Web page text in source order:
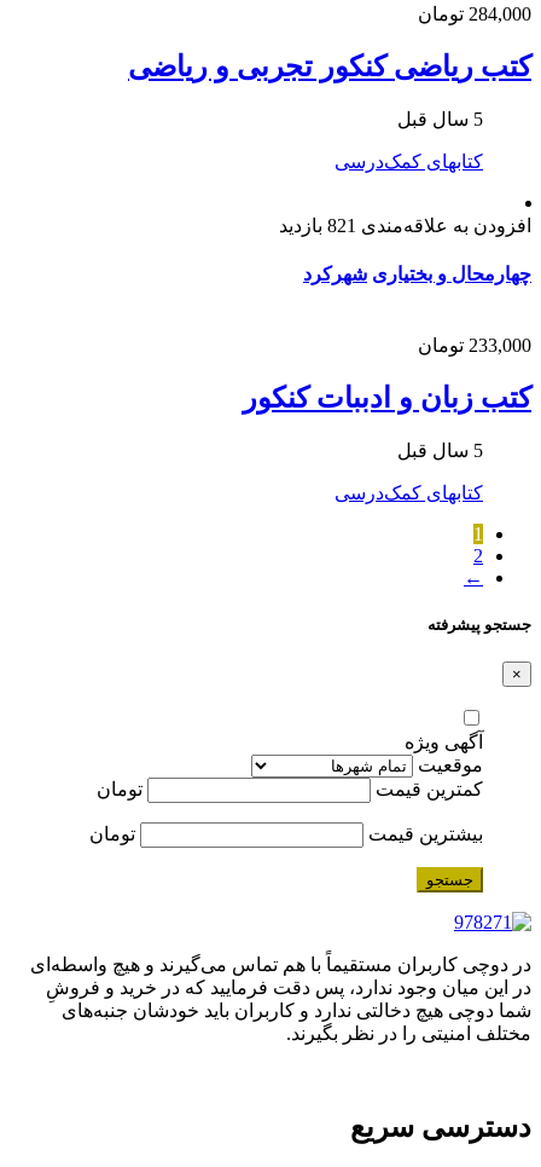
284,000 تومان
کتب ریاضی کنکور تجربی و ریاضی
5 سال قبل
کتابهای کمک‌درسی
افزودن به علاقه‌مندی 821 بازدید
چهارمحال و بختیاری شهرکرد
233,000 تومان
کتب زبان و ادببات کنکور
5 سال قبل
کتابهای کمک‌درسی
1
2
←
جستجو پیشرفته
×
آگهی ویژه
موقعیت
کمترین قیمت
تومان
بیشترین قیمت تومان
جستجو
در دوچی کاربران مستقیماً با هم تماس می‌گیرند و هیچ واسطه‌ای
در این میان وجود ندارد، پس دقت فرمایید که در خرید و فروشِ
شما دوچی هیچ دخالتی ندارد و کاربران باید خودشان جنبه‌های
مختلف امنیتی را در نظر بگیرند.
دسترسی سریع